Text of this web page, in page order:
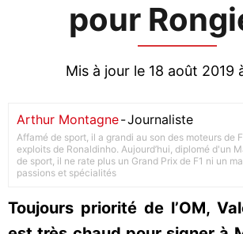
pour
Mis à jour le 18 août 2019
Arthur Montagne-Journaliste
Affamé de sport, il a grandi au son des moteurs de
exploits de Ronaldinho. Aujourd’hui, diplomé d'un
de sport, il ne rate plus un Grand Prix de F1 ni un
passions et spécialités
Toujours priorité de l’OM,